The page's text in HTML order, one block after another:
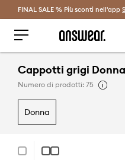
Risparmia
FINAL SALE % Più sconti nell'app
Cappotti grigi Donna
Numero di prodotti: 75
donna